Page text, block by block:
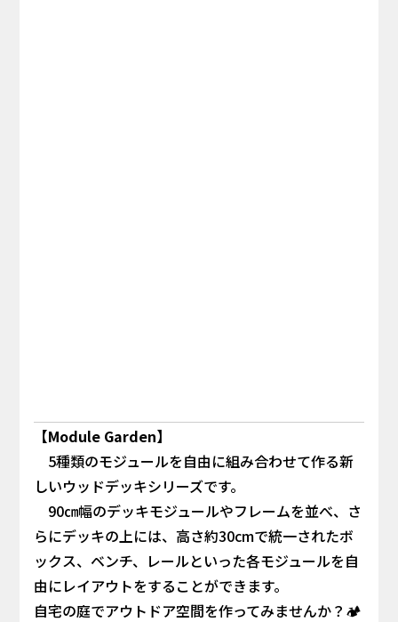
【Module Garden】
5種類のモジュールを自由に組み合わせて作る新
しいウッドデッキシリーズです。
90㎝幅のデッキモジュールやフレームを並べ、さ
らにデッキの上には、高さ約30cmで統一されたボ
ックス、ベンチ、レールといった各モジュールを自
由にレイアウトをすることができます。
自宅の庭でアウトドア空間を作ってみませんか？🏕️